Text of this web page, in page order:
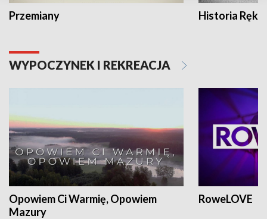
Przemiany Historia Ręką
WYPOCZYNEK I REKREACJA
Opowiem Ci Warmię, Opowiem
Mazury
RoweLOVE